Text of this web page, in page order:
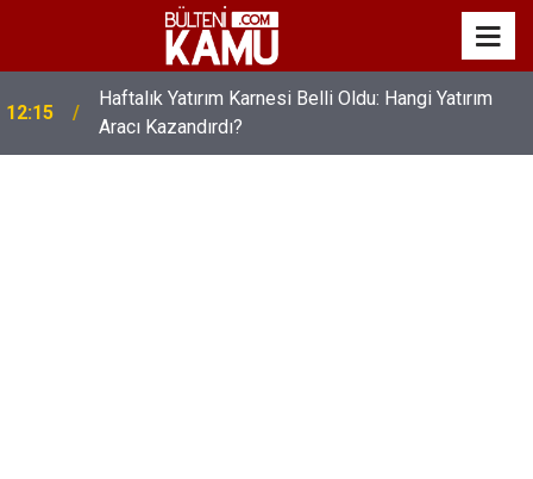
11:30
Öğretmenlerin Maaş Promosyon Anlaşması
İmzalandı